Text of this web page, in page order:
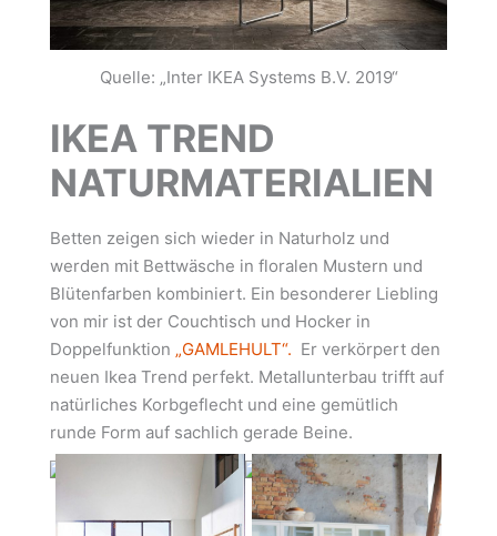
Quelle: „Inter IKEA Systems B.V. 2019“
IKEA TREND
NATURMATERIALIEN
Betten zeigen sich wieder in Naturholz und
werden mit Bettwäsche in floralen Mustern und
Blütenfarben kombiniert. Ein besonderer Liebling
von mir ist der Couchtisch und Hocker in
Doppelfunktion „GAMLEHULT“. Er verkörpert den
neuen Ikea Trend perfekt. Metallunterbau trifft auf
natürliches Korbgeflecht und eine gemütlich
runde Form auf sachlich gerade Beine.